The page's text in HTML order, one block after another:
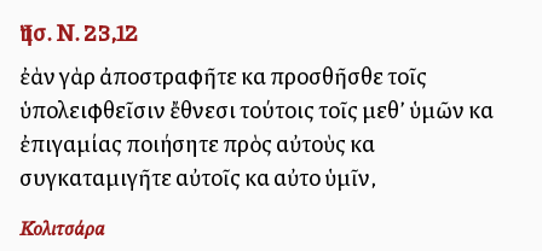
Ἰησ. Ν. 23,12
ἐὰν γὰρ ἀποστραφῆτε καὶ προσθῆσθε τοῖς
ὑπολειφθεῖσιν ἔθνεσι τούτοις τοῖς μεθ’ ὑμῶν καὶ
ἐπιγαμίας ποιήσητε πρὸς αὐτοὺς καὶ
συγκαταμιγῆτε αὐτοῖς καὶ αὐτοὶ ὑμῖν,
Κολιτσάρα